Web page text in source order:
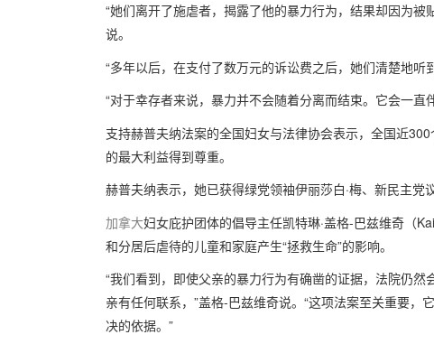
“她们离开了施虐者，揭露了他的暴力行为，结果却因为被
说。
“多年以后，在支付了数万元的诉讼费之后，她们清楚地
“对于幸存者来说，暴力并不会随着分离而结束。它会一直
支持赫普夫纳法案的全国妇女与法律协会表示，全国近
的最大利益得到尊重。
赫普夫纳表示，她已获得绿党领袖伊丽莎白·梅、新民主党
加拿大妇女庇护团体的倡导主任凯特琳·盖格-巴兹维奇（
和分居后虐待的儿童和家庭产生“拯救生命”的影响。
“我们看到，即使父亲的暴力行为有确凿的证据，法院仍
亲有任何联系，”盖格-巴兹维奇说。“这项法案至关重要
决的依据。”